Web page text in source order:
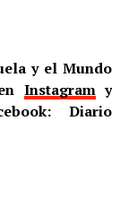
y el Mundo
Instagramy
Diario